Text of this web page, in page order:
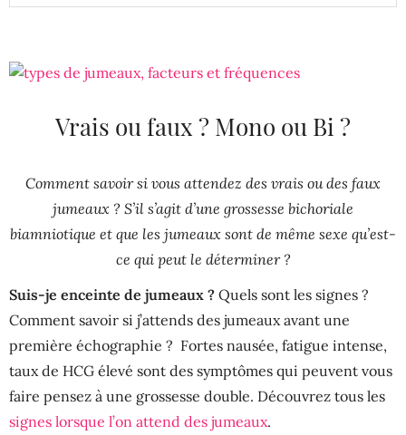
Vrais ou faux ? Mono ou Bi ?
Comment savoir si vous attendez des vrais ou des faux
jumeaux ? S’il s’agit d’une grossesse bichoriale
biamniotique et que les jumeaux sont de même sexe qu’est-
ce qui peut le déterminer ?
Suis-je enceinte de jumeaux ? Quels sont les signes ?
Comment savoir si j’attends des jumeaux avant une
première échographie ? Fortes nausée, fatigue intense,
taux de HCG élevé sont des symptômes qui peuvent vous
faire pensez à une grossesse double. Découvrez tous les
signes lorsque l’on attend des jumeaux.